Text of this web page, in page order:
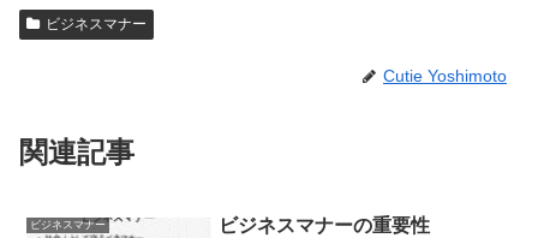
ビジネスマナー
Cutie Yoshimoto
関連記事
ビジネスマナー ビジネスマナーの重要性